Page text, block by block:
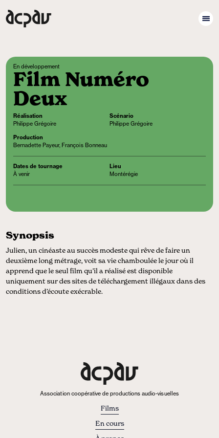
En développement
Film Numéro
Deux
Réalisation
Philippe Grégoire
Scénario
Philippe Grégoire
Production
Bernadette Payeur, François Bonneau
Dates de tournage
À venir
Lieu
Montérégie
Synopsis
Julien, un cinéaste au succès modeste qui rêve de faire un
deuxième long métrage, voit sa vie chamboulée le jour où il
apprend que le seul film qu’il a réalisé est disponible
uniquement sur des sites de téléchargement illégaux dans des
conditions d’écoute exécrable.
Association coopérative de productions audio-visuelles
Films
En cours